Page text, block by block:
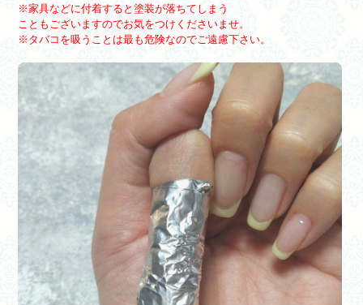
※家具などに付着すると塗装が落ちてしまう
こともございますのでお気をつけくださいませ。
※タバコを吸うことは最も危険なのでご遠慮下さい。